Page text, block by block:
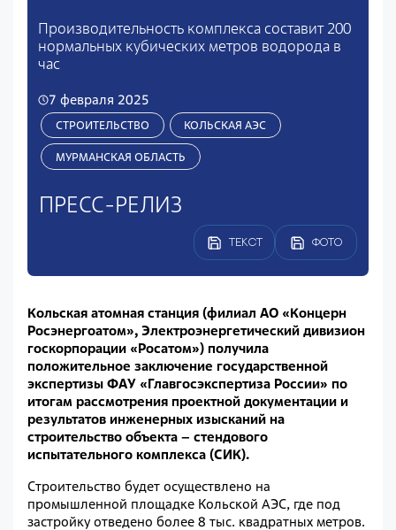
Производительность комплекса составит 200
нормальных кубических метров водорода в
час
7 февраля 2025
СТРОИТЕЛЬСТВО КОЛЬСКАЯ АЭС
МУРМАНСКАЯ ОБЛАСТЬ
ПРЕСС-РЕЛИЗ
ТЕКСТ ФОТО
Кольская атомная станция (филиал АО «Концерн
Росэнергоатом», Электроэнергетический дивизион
госкорпорации «Росатом») получила
положительное заключение государственной
экспертизы ФАУ «Главгосэкспертиза России» по
итогам рассмотрения проектной документации и
результатов инженерных изысканий на
строительство объекта – стендового
испытательного комплекса (СИК).
Строительство будет осуществлено на
промышленной площадке Кольской АЭС, где под
застройку отведено более 8 тыс. квадратных метров.